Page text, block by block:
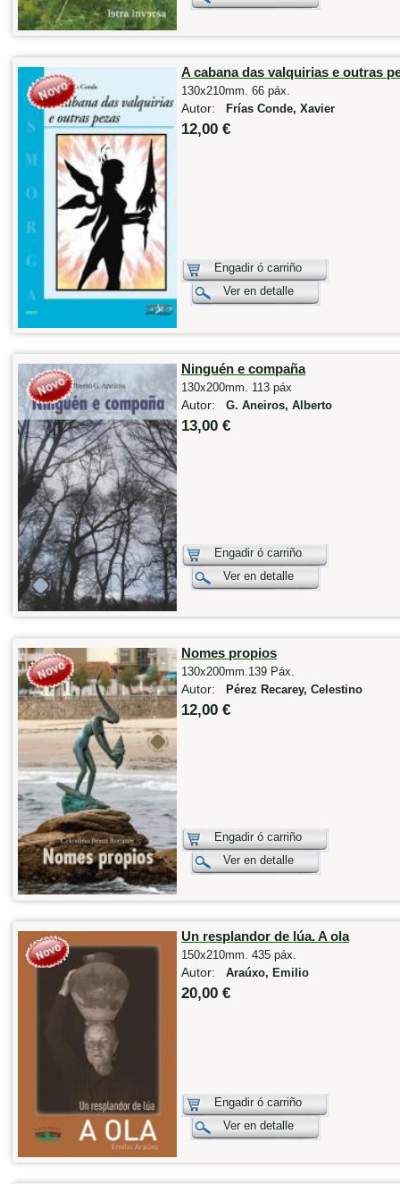
A cabana das valquirias e outras
130x210mm. 66 páx.
Autor: Frías Conde, Xavier
12,00 €
Engadir ó carriño
Ver en detalle
Ninguén e compaña
130x200mm. 113 páx
Autor: G. Aneiros, Alberto
13,00 €
Engadir ó carriño
Ver en detalle
Nomes propios
130x200mm.139 Páx.
Autor: Pérez Recarey, Celestino
12,00 €
Engadir ó carriño
Ver en detalle
Un resplandor de lúa. A ola
150x210mm. 435 páx.
Autor: Araúxo, Emilio
20,00 €
Engadir ó carriño
Ver en detalle